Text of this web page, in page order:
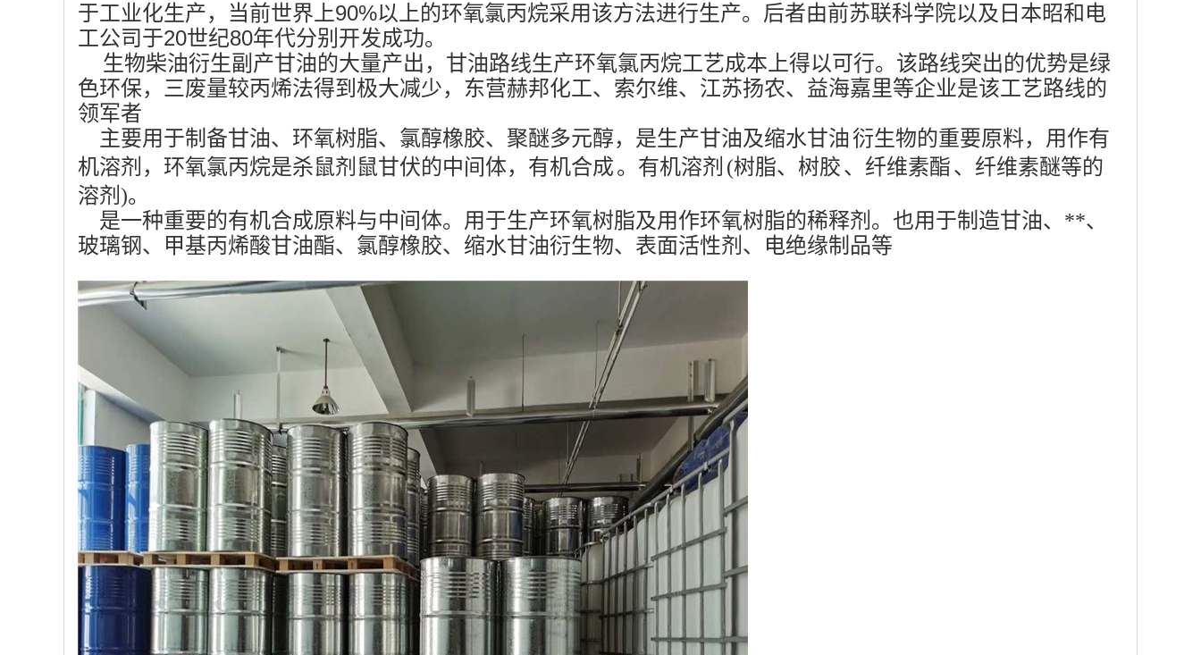
于工业化生产，当前世界上90%以上的环氧氯丙烷采用该方法进行生产。后者由前苏联科学院以及日本昭和电
工公司于20世纪80年代分别开发成功。
生物柴油衍生副产甘油的大量产出，甘油路线生产环氧氯丙烷工艺成本上得以可行。该路线突出的优势是绿
色环保，三废量较丙烯法得到极大减少，东营赫邦化工、索尔维、江苏扬农、益海嘉里等企业是该工艺路线的
领军者
主要用于制备甘油、环氧树脂、氯醇橡胶、聚醚多元醇，是生产甘油及缩水甘油衍生物的重要原料，用作有
机溶剂，环氧氯丙烷是杀鼠剂鼠甘伏的中间体， 有机合成。 有机溶剂 (树脂、 树胶、 纤维素酯、纤维素醚等的
溶剂)。
是一种重要的有机合成原料与中间体。用于生产环氧树脂及用作环氧树脂的稀释剂。也用于制造甘油、**、
玻璃钢、甲基丙烯酸甘油酯、氯醇橡胶、缩水甘油衍生物、表面活性剂、电绝缘制品等